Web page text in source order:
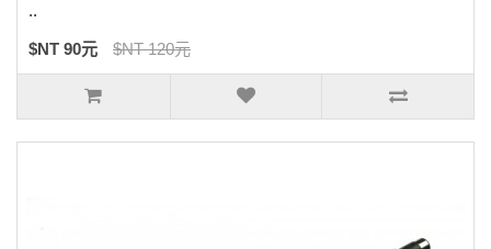
..
$NT 90元 $NT 120元